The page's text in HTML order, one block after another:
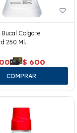
Bucal Colgate
250 Ml.
$ 600